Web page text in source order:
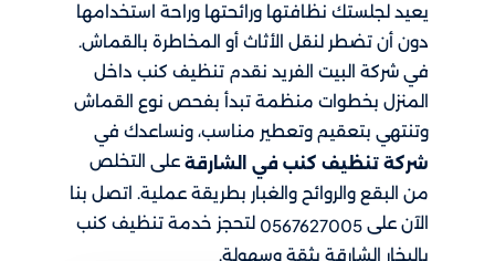
يعيد لجلستك نظافتها ورائحتها وراحة استخدامها
دون أن تضطر لنقل الأثاث أو المخاطرة بالقماش.
في شركة البيت الفريد نقدم تنظيف كنب داخل
المنزل بخطوات منظمة تبدأ بفحص نوع القماش
وتنتهي بتعقيم وتعطير مناسب، ونساعدك في
شركة تنظيف كنب​ في الشارقة ​ على التخلص
من البقع والروائح والغبار بطريقة عملية. اتصل بنا
الآن على 0567627005 لتحجز خدمة تنظيف كنب
بالبخار الشارقة بثقة وسهولة.